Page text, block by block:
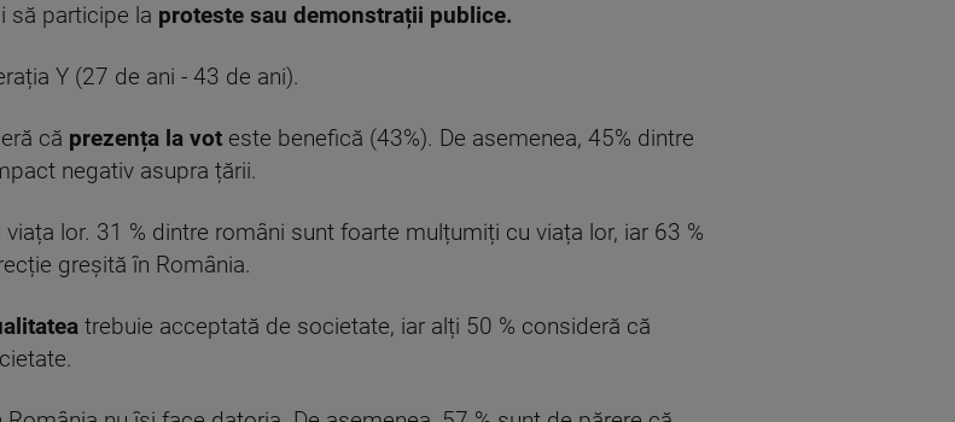
să participe la proteste sau demonstrații publice.
Y (27 de ani - 43 de ani).
că prezența la vot este benefică (43%). De asemenea, 45% dintre
negativ asupra țării.
viața lor. 31 % dintre români sunt foarte mulțumiți cu viața lor, iar 63 %
greșită în România.
trebuie acceptată de societate, iar alți 50 % consideră că